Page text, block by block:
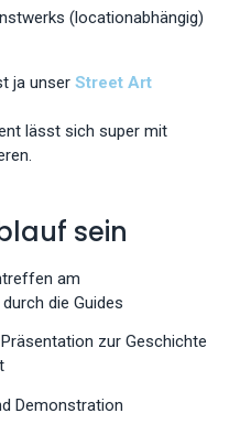
(locationabhängig)
ja unser Street Art
lässt sich super mit
sein
am
die Guides
zur Geschichte
Demonstration